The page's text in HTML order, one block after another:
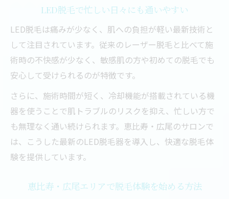
En恵比寿の個室脱毛でゆったり施術
LED脱毛を選ぶメリットと選び方のコツ
LED脱毛が人気の理由とそのメリット
En脱毛の特徴を比較して選ぶポイント
肌質に合わせたLED脱毛サロンの選び方
痛みの少ないLED脱毛の魅力を解説
都度払いで始めるLED脱毛の利点
LED脱毛で忙しい日々にも通いやすい
LED脱毛は痛みが少なく、肌への負担が軽い最新技術と
して注目されています。従来のレーザー脱毛と比べて施
術時の不快感が少なく、敏感肌の方や初めての脱毛でも
安心して受けられるのが特徴です。
さらに、施術時間が短く、冷却機能が搭載されている機
器を使うことで肌トラブルのリスクを抑え、忙しい方で
も無理なく通い続けられます。恵比寿・広尾のサロンで
は、こうした最新のLED脱毛器を導入し、快適な脱毛体
験を提供しています。
恵比寿・広尾エリアで脱毛体験を始める方法